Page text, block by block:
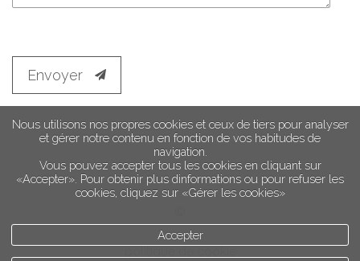
Envoyer
Nous utilisons nos propres cookies et ceux de tiers pour analyser
et gérer notre contenu en fonction de vos habitudes de
navigation.
Vous pouvez accepter tous les cookies en cliquant sur
«Accepter». Pour obtenir plus dinformations ou pour refuser les
cookies, cliquez sur «Gérer les cookies»
Accepter